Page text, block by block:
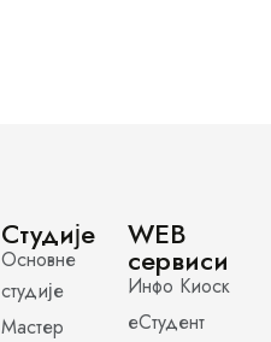
Студије
Основне
студије
Мастер
WEB
сервиси
Инфо Киоск
еСтудент